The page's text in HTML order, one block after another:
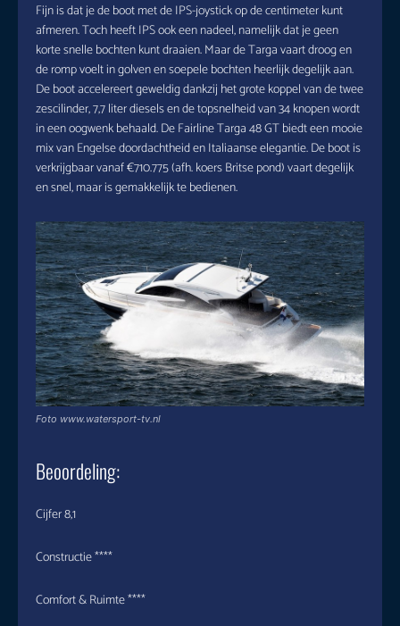
Fijn is dat je de boot met de IPS-joystick op de centimeter kunt
afmeren. Toch heeft IPS ook een nadeel, namelijk dat je geen
korte snelle bochten kunt draaien. Maar de Targa vaart droog en
de romp voelt in golven en soepele bochten heerlijk degelijk aan.
De boot accelereert geweldig dankzij het grote koppel van de twee
zescilinder, 7,7 liter diesels en de topsnelheid van 34 knopen wordt
in een oogwenk behaald. De Fairline Targa 48 GT biedt een mooie
mix van Engelse doordachtheid en Italiaanse elegantie. De boot is
verkrijgbaar vanaf €710.775 (afh. koers Britse pond) vaart degelijk
en snel, maar is gemakkelijk te bedienen.
Foto www.watersport-tv.nl
Beoordeling:
Cijfer 8,1
Constructie ****
Comfort & Ruimte ****